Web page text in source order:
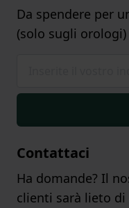
Da spendere per
(solo sugli orologi)
Contattaci
Ha domande? Il
clienti sarà lieto di